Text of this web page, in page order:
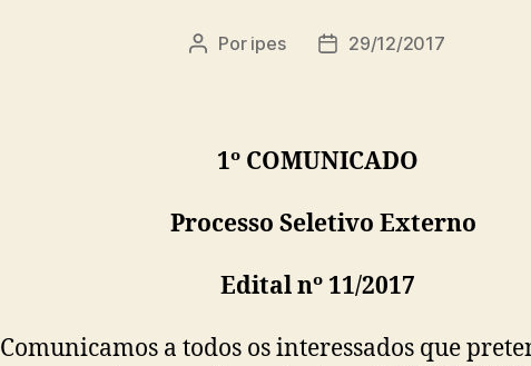
Autor
Por ipes
Data29/12/2017
1º COMUNICADO
Processo Seletivo Externo
Edital nº 11/2017
Comunicamos a todos os interessados que